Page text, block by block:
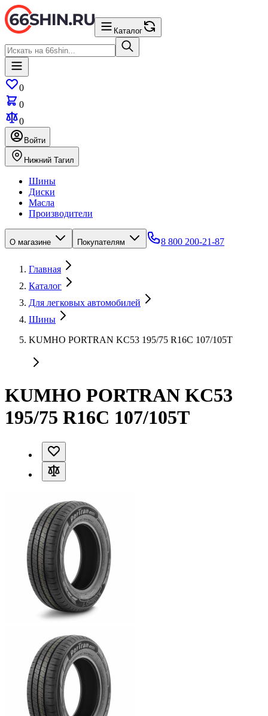
Каталог
0
0
0
Войти
Нижний Тагил
Шины
Диски
Масла
Производители
О магазине Покупателям 8 800 200-21-87
Главная
Каталог
Для легковых автомобилей
Шины
KUMHO PORTRAN KC53 195/75 R16C 107/105T
KUMHO PORTRAN KC53
195/75 R16C 107/105T